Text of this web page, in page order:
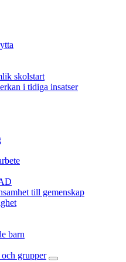
skolstart
i tidiga insatser
till gemenskap
barn
grupper